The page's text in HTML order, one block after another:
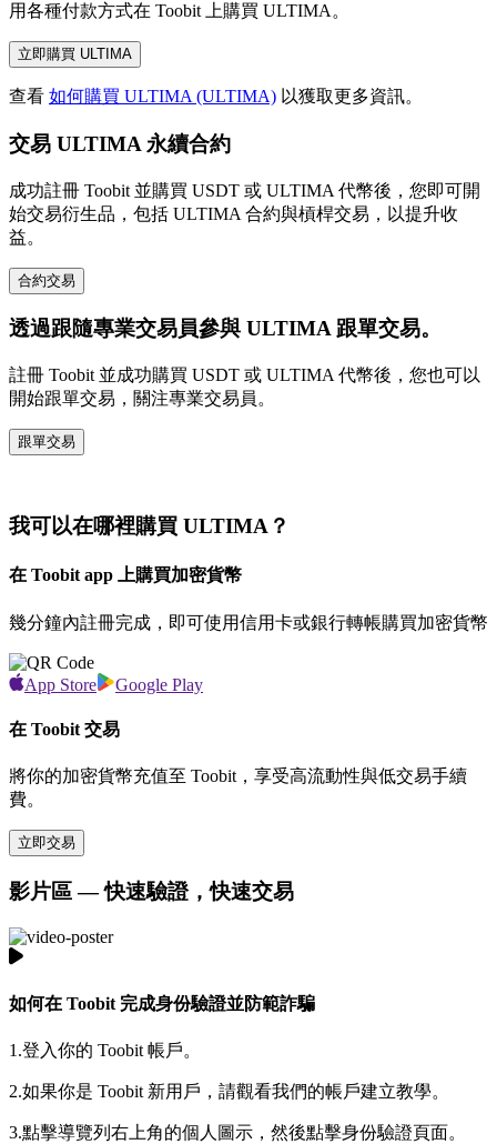
用各種付款方式在 Toobit 上購買 ULTIMA。
立即購買 ULTIMA
查看 如何購買 ULTIMA (ULTIMA) 以獲取更多資訊。
交易 ULTIMA 永續合約
成功註冊 Toobit 並購買 USDT 或 ULTIMA 代幣後，您即可開
始交易衍生品，包括 ULTIMA 合約與槓桿交易，以提升收
益。
合約交易
透過跟隨專業交易員參與 ULTIMA 跟單交易。
註冊 Toobit 並成功購買 USDT 或 ULTIMA 代幣後，您也可以
開始跟單交易，關注專業交易員。
跟單交易
我可以在哪裡購買 ULTIMA？
在 Toobit app 上購買加密貨幣
幾分鐘內註冊完成，即可使用信用卡或銀行轉帳購買加密貨幣
App Store Google Play
在 Toobit 交易
將你的加密貨幣充值至 Toobit，享受高流動性與低交易手續
費。
立即交易
影片區 — 快速驗證，快速交易
如何在 Toobit 完成身份驗證並防範詐騙
1.登入你的 Toobit 帳戶。
2.如果你是 Toobit 新用戶，請觀看我們的帳戶建立教學。
3.點擊導覽列右上角的個人圖示，然後點擊身份驗證頁面。